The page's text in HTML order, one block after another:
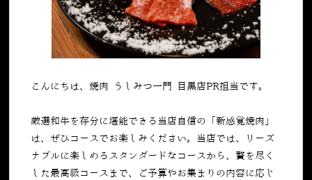
こんにちは、焼肉 うしみつ一門 目黒店PR担当です。
厳選和牛を存分に堪能できる当店自信の「新感覚焼肉」
は、ぜひコースでお楽しみください。当店では、リーズ
ナブルに楽しめるスタンダードなコースから、贅を尽く
した最高級コースまで、ご予算やお集まりの内容に応じ